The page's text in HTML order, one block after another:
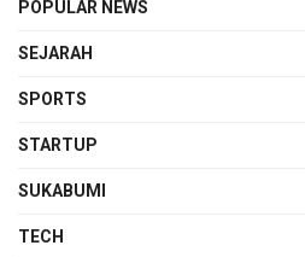
POPULAR NEWS
SEJARAH
SPORTS
STARTUP
SUKABUMI
TECH